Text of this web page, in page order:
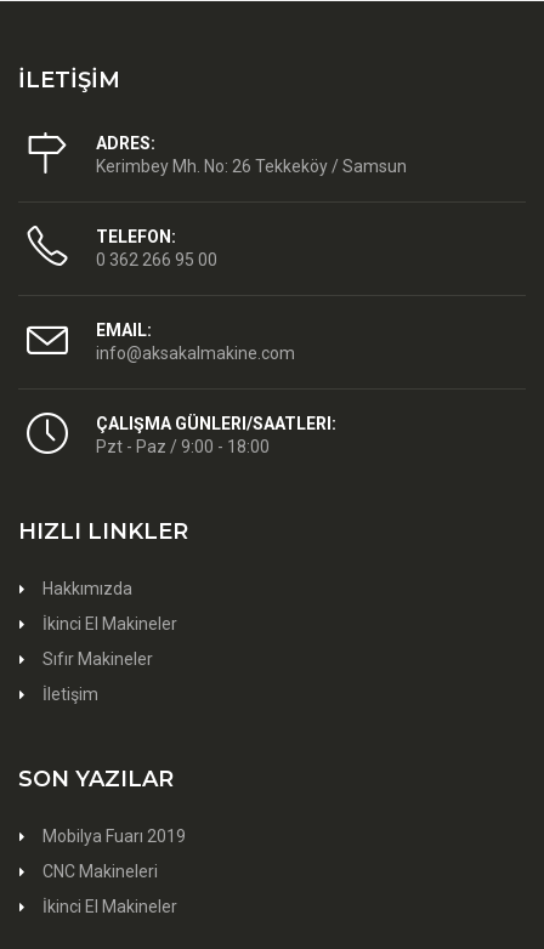
İLETİŞİM
ADRES:
Kerimbey Mh. No: 26 Tekkeköy / Samsun
TELEFON:
0 362 266 95 00
EMAIL:
info@aksakalmakine.com
ÇALIŞMA GÜNLERI/SAATLERI:
Pzt - Paz / 9:00 - 18:00
HIZLI LINKLER
Hakkımızda
İkinci El Makineler
Sıfır Makineler
İletişim
SON YAZILAR
Mobilya Fuarı 2019
CNC Makineleri
İkinci El Makineler